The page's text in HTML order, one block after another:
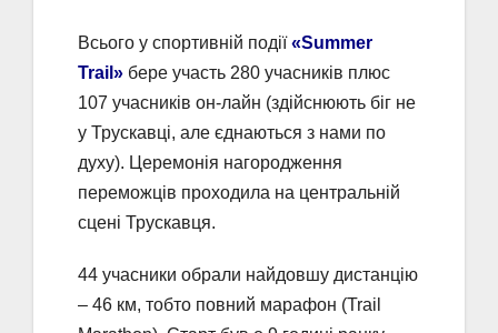
Всього у спортивній події«Summer
Trail» бере участь 280 учасників плюс
107 учасників он-лайн (здійснюють біг не
у Трускавці, але єднаються з нами по
духу). Церемонія нагородження
переможців проходила на центральній
сцені Трускавця.
44 учасники обрали найдовшу дистанцію
– 46 км, тобто повний марафон (Trail